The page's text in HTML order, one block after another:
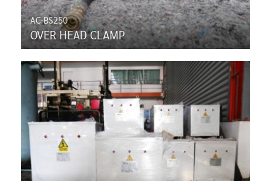
AC-BS250
OVER HEAD CLAMP